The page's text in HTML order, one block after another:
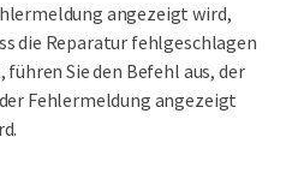
angezeigt wird,
die Reparatur fehlgeschlagen
führen Sie den Befehl aus, der
Fehlermeldung angezeigt